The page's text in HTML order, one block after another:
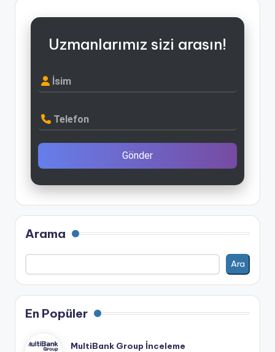
Uzmanlarımız sizi arasın!
İsim
Telefon
Gönder
Arama
Ara
En Popüler
MultiBank Group İnceleme